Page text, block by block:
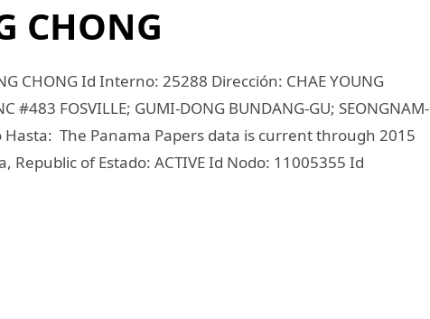
CHONG
CHONG Id Interno: 25288 Dirección: CHAE YOUNG
#483 FOSVILLE; GUMI-DONG BUNDANG-GU; SEONGNAM-
Hasta: The Panama Papers data is current through 2015
Republic of Estado: ACTIVE Id Nodo: 11005355 Id